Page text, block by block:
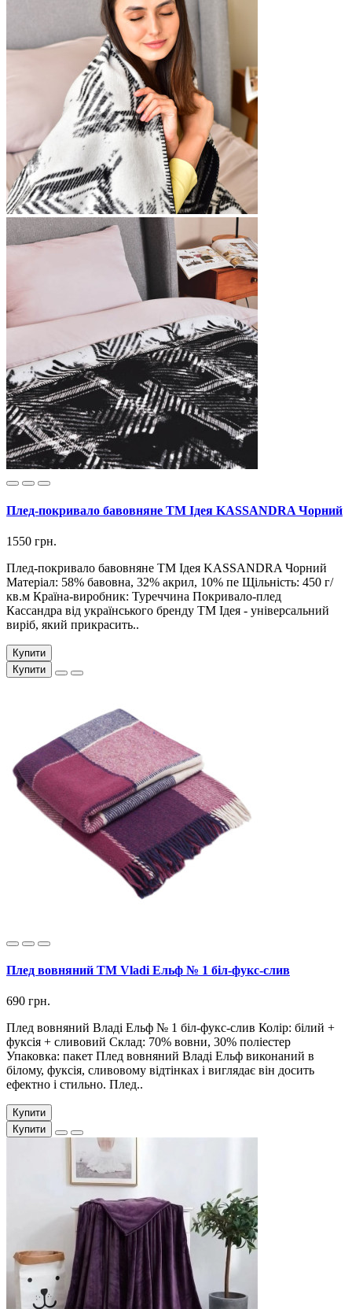
Плед-покривало бавовняне ТМ Ідея KASSANDRA Чорний
1550 грн.
Плед-покривало бавовняне ТМ Ідея KASSANDRA Чорний
Матеріал: 58% бавовна, 32% акрил, 10% пе Щільність: 450 г/
кв.м Країна-виробник: Туреччина Покривало-плед
Кассандра від українського бренду ТМ Ідея - універсальний
виріб, який прикрасить..
Купити
Купити
Плед вовняний ТМ Vladi Ельф № 1 біл-фукс-слив
690 грн.
Плед вовняний Владі Ельф № 1 біл-фукс-слив Колір: білий +
фуксія + сливовий Склад: 70% вовни, 30% поліестер
Упаковка: пакет Плед вовняний Владі Ельф виконаний в
білому, фуксія, сливовому відтінках і виглядає він досить
ефектно і стильно. Плед..
Купити
Купити